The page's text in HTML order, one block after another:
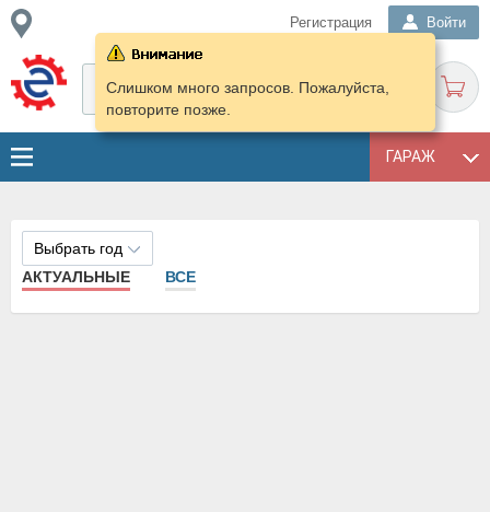
Регистрация Войти
ГАРАЖ
Слишком много запросов. Пожалуйста,
повторите позже.
Выбрать год
АКТУАЛЬНЫЕ
ВСЕ